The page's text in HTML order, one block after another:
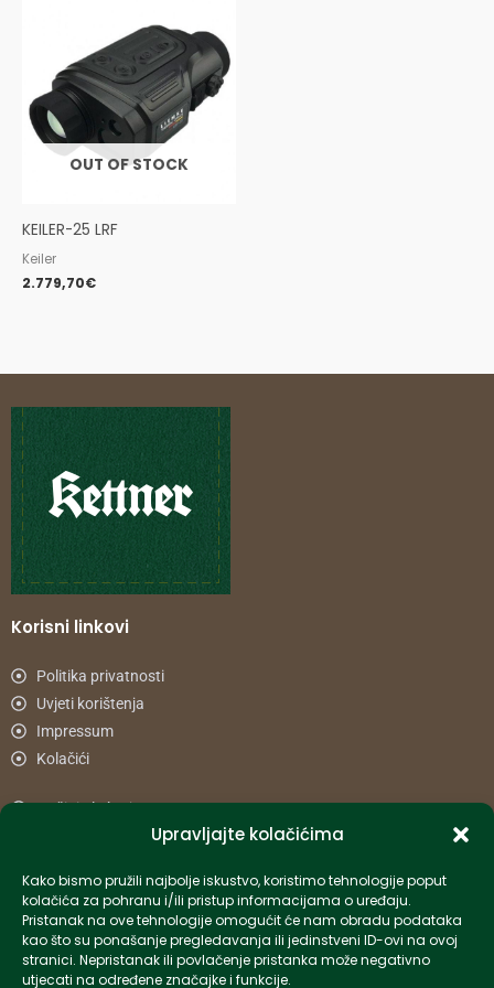
Upravljajte kolačićima
Kako bismo pružili najbolje iskustvo, koristimo tehnologije poput
kolačića za pohranu i/ili pristup informacijama o uređaju.
Pristanak na ove tehnologije omogućit će nam obradu podataka
kao što su ponašanje pregledavanja ili jedinstveni ID-ovi na ovoj
stranici. Nepristanak ili povlačenje pristanka može negativno
utjecati na određene značajke i funkcije.
OUT OF STOCK
KEILER-25 LRF
Keiler
2.779,70€
Korisni linkovi
Politika privatnosti
Uvjeti korištenja
Impressum
Kolačići
Načini plaćanja
Informacije
info-hr@kettner.com